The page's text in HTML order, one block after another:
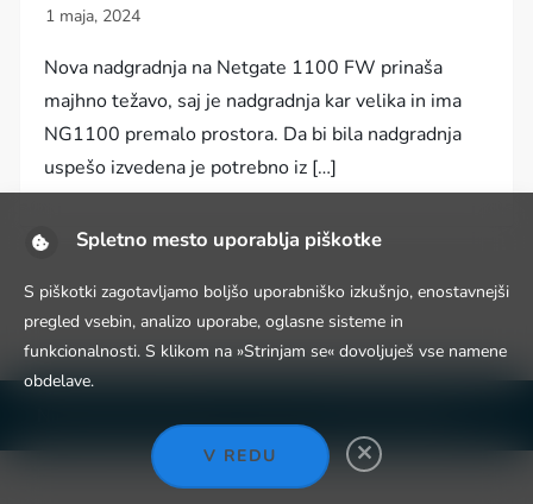
Nova nadgradnja na Netgate 1100 FW prinaša
majhno težavo, saj je nadgradnja kar velika in ima
NG1100 premalo prostora. Da bi bila nadgradnja
uspešo izvedena je potrebno iz […]
Spletno mesto uporablja piškotke
S piškotki zagotavljamo boljšo uporabniško izkušnjo, enostavnejši
pregled vsebin, analizo uporabe, oglasne sisteme in
funkcionalnosti. S klikom na »Strinjam se« dovoljuješ vse namene
obdelave.
V REDU